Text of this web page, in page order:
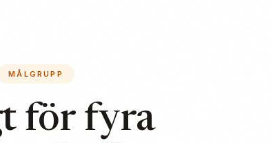
MÅLGRUPP
för fyra